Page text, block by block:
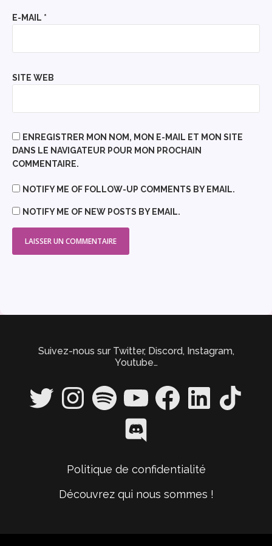
E-MAIL *
SITE WEB
ENREGISTRER MON NOM, MON E-MAIL ET MON SITE
DANS LE NAVIGATEUR POUR MON PROCHAIN
COMMENTAIRE.
NOTIFY ME OF FOLLOW-UP COMMENTS BY EMAIL.
NOTIFY ME OF NEW POSTS BY EMAIL.
Suivez-nous sur Twitter, Discord, Instagram,
Youtube…
Twitter InstagramSpotify YouTube FacebookLinkedIn TikTok
Discord
Politique de confidentialité
Découvrez qui nous sommes !